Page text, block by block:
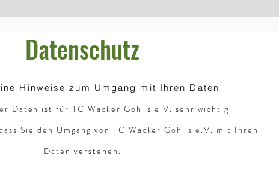
Datenschutz
Hinweise zum Umgang mit Ihren Daten
Daten ist für TC Wacker Gohlis e.V. sehr wichtig.
Sie den Umgang von TC Wacker Gohlis e.V. mit Ihren
Daten verstehen.